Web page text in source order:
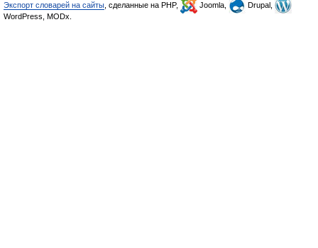
Экспорт словарей на сайты , сделанные на PHP, Joomla,
Drupal,
WordPress, MODx.